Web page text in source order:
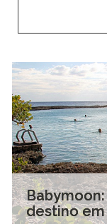
destino